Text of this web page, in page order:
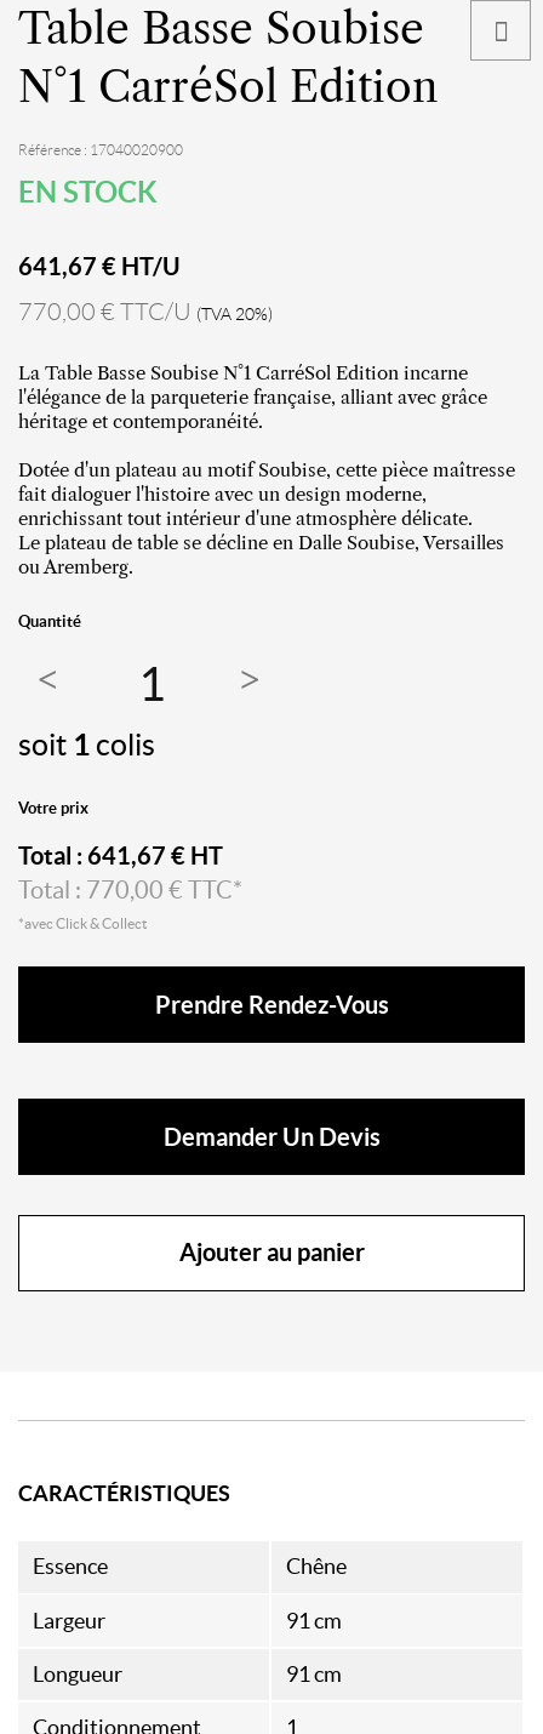
Table Basse Soubise
N°1 CarréSol Edition
Référence : 17040020900
EN STOCK
641,67 € HT/U
770,00 € TTC/U (TVA 20%)
La Table Basse Soubise N°1 CarréSol Edition incarne
l'élégance de la parqueterie française, alliant avec grâce
héritage et contemporanéité.
Dotée d'un plateau au motif Soubise, cette pièce maîtresse
fait dialoguer l'histoire avec un design moderne,
enrichissant tout intérieur d'une atmosphère délicate.
Le plateau de table se décline en Dalle Soubise, Versailles
ou Aremberg.
Quantité
soit 1 colis
Votre prix
Total :641,67 € HT
Total : 770,00 € TTC*
*avec Click & Collect
Prendre Rendez-Vous
Demander Un Devis
Ajouter au panier
CARACTÉRISTIQUES
Essence Chêne
Largeur 91 cm
Longueur 91 cm
Conditionnement 1